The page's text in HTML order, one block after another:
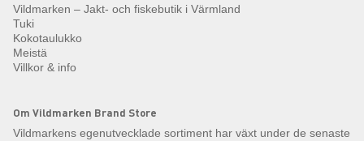
Vildmarken – Jakt- och fiskebutik i Värmland
Tuki
Kokotaulukko
Meistä
Villkor & info
Om Vildmarken Brand Store
Vildmarkens egenutvecklade sortiment har växt under de senaste